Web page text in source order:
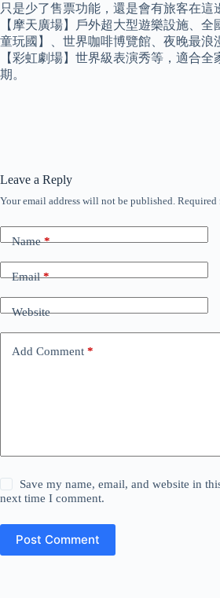
只是少了售票功能，還是會有旅客在這
【摩天廣場】戶外超大型遊樂設施、
童玩國】、世界咖啡博覽館、夜晚最浪
【彩虹劇場】世界級表演秀等，適合
期。
Leave a Reply
Your email address will not be published. Required
Name*
Email*
Website
Add Comment *
Save my name, email, and website in
next time I comment.
Post Comment